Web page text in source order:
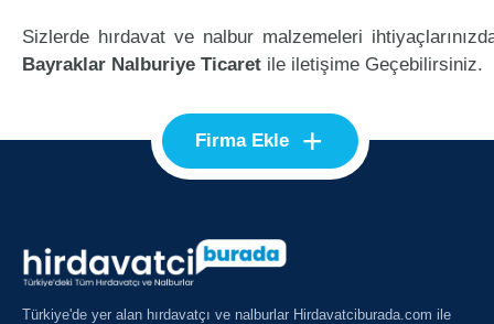
Sizlerde hırdavat ve nalbur malzemeleri
Bayraklar Nalburiye Ticaret ile iletişime Geçebilirsiniz.
Firma Ekle +
Türkiye'de yer alan hırdavatçı ve nalburlar Hirdavatciburada.com ile